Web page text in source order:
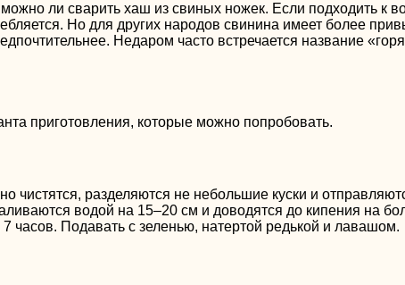
ли сварить хаш из свиных ножек. Если подходить к
Но для других народов свинина имеет более
Недаром часто встречается название
приготовления, которые можно попробовать.
чистятся, разделяются не небольшие куски и
водой на 15–20 см и доводятся до кипения на
часов. Подавать с зеленью, натертой редькой и лавашом.